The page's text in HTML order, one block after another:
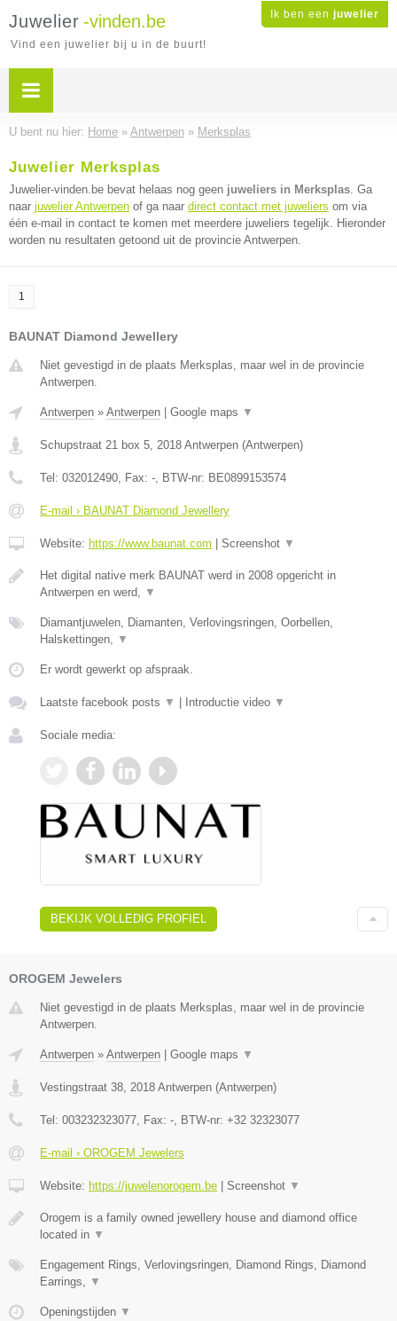
Ik ben een juwelier
Juwelier -vinden.be
Vind een juwelier bij u in de buurt!
U bent nu hier: Home » Antwerpen » Merksplas
Juwelier Merksplas
Juwelier-vinden.be bevat helaas nog geen juweliers in Merksplas. Ga
naar juwelier Antwerpen of ga naar direct contact met juweliers om via
één e-mail in contact te komen met meerdere juweliers tegelijk. Hieronder
worden nu resultaten getoond uit de provincie Antwerpen.
1
BAUNAT Diamond Jewellery
Niet gevestigd in de plaats Merksplas, maar wel in de provincie
Antwerpen.
Antwerpen » Antwerpen Google maps ▼
Schupstraat 21 box 5, 2018 Antwerpen (Antwerpen)
Tel: 032012490, Fax: -, BTW-nr: BE0899153574
E-mail › BAUNAT Diamond Jewellery
Website: https://www.baunat.com Screenshot ▼
Het digital native merk BAUNAT werd in 2008 opgericht in
Antwerpen en werd, ▼
Diamantjuwelen, Diamanten, Verlovingsringen, Oorbellen,
Halskettingen, ▼
Er wordt gewerkt op afspraak.
Laatste facebook posts ▼ Introductie video ▼
Sociale media:
BEKIJK VOLLEDIG PROFIEL
OROGEM Jewelers
Niet gevestigd in de plaats Merksplas, maar wel in de provincie
Antwerpen.
Antwerpen » Antwerpen Google maps ▼
Vestingstraat 38, 2018 Antwerpen (Antwerpen)
Tel: 003232323077, Fax: -, BTW-nr: +32 32323077
E-mail › OROGEM Jewelers
Website: https://juwelenorogem.be Screenshot ▼
Orogem is a family owned jewellery house and diamond office
located in ▼
Engagement Rings, Verlovingsringen, Diamond Rings, Diamond
Earrings, ▼
Openingstijden ▼